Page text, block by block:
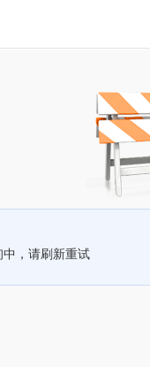
中，请刷新重试